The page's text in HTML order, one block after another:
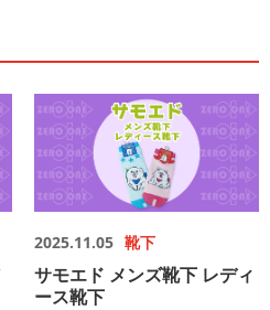
2025.11.05 靴下
サモエド メンズ靴下 レディ
ース靴下